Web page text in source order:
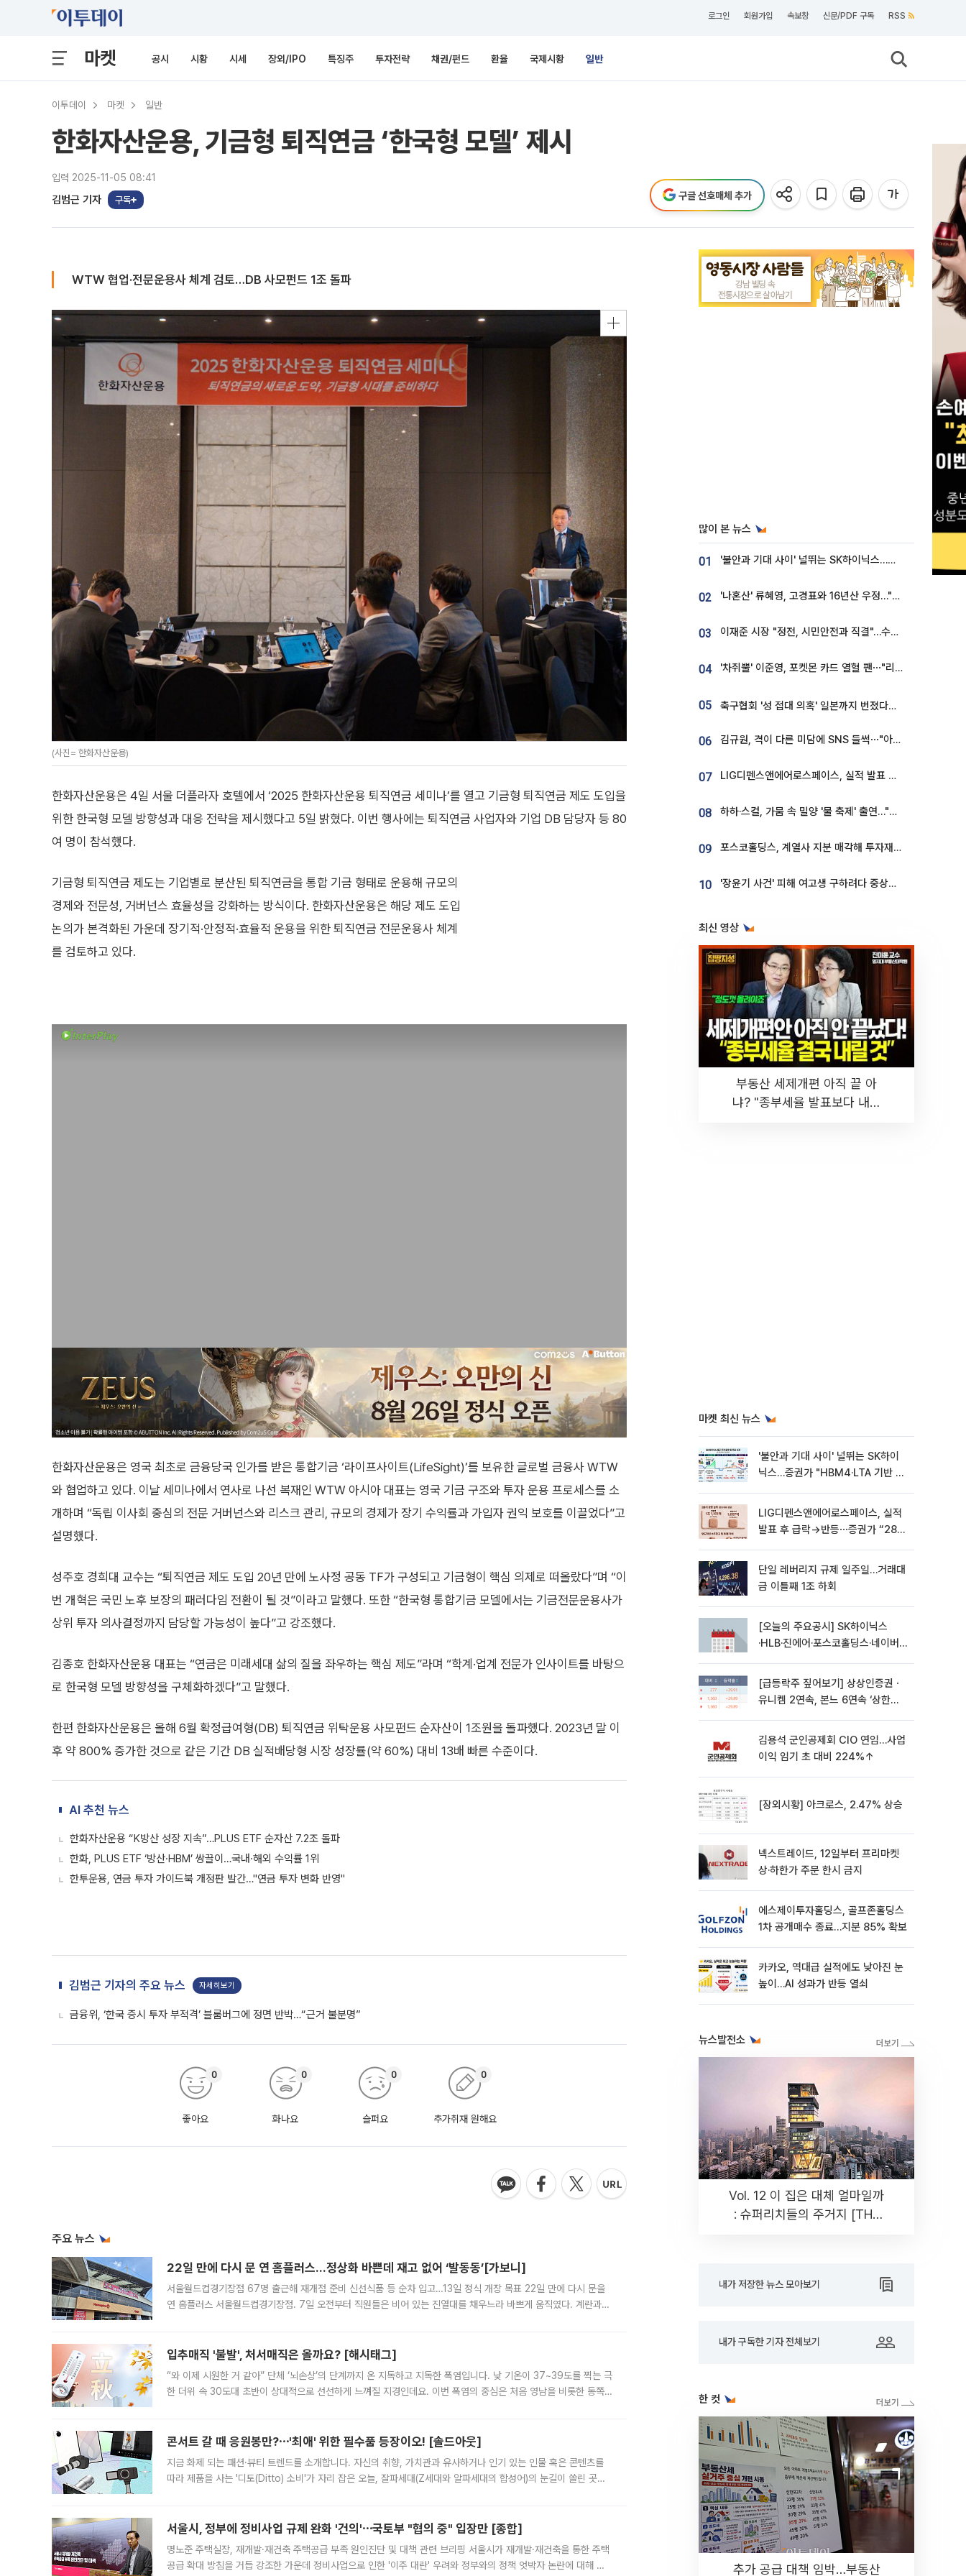
로그인 회원가입 속보창 신문/PDF 구독 RSS
마켓 공시 시황 시세 장외/IPO 특징주 투자전략 채권/펀드 환율 국제시황 일반
이투데이 마켓 일반
한화자산운용, 기금형 퇴직연금 ‘한국형 모델’ 제시
입력 2025-11-05 08:41
김범근 기자 구독 구글 선호매체 추가
WTW 협업·전문운용사 체계 검토…DB 사모펀드 1조 돌파
(사진= 한화자산운용)
한화자산운용은 4일 서울 더플라자 호텔에서 ‘2025 한화자산운용 퇴직연금 세미나’를 열고 기금형 퇴직연금 제도 도입을
위한 한국형 모델 방향성과 대응 전략을 제시했다고 5일 밝혔다. 이번 행사에는 퇴직연금 사업자와 기업 DB 담당자 등 80
여 명이 참석했다.
기금형 퇴직연금 제도는 기업별로 분산된 퇴직연금을 통합 기금 형태로 운용해 규모의
경제와 전문성, 거버넌스 효율성을 강화하는 방식이다. 한화자산운용은 해당 제도 도입
논의가 본격화된 가운데 장기적·안정적·효율적 운용을 위한 퇴직연금 전문운용사 체계
를 검토하고 있다.
한화자산운용은 영국 최초로 금융당국 인가를 받은 통합기금 ‘라이프사이트(LifeSight)’를 보유한 글로벌 금융사 WTW
와 협업하고 있다. 이날 세미나에서 연사로 나선 복재인 WTW 아시아 대표는 영국 기금 구조와 투자 운용 프로세스를 소
개하며 “독립 이사회 중심의 전문 거버넌스와 리스크 관리, 규모의 경제가 장기 수익률과 가입자 권익 보호를 이끌었다”고
설명했다.
성주호 경희대 교수는 “퇴직연금 제도 도입 20년 만에 노사정 공동 TF가 구성되고 기금형이 핵심 의제로 떠올랐다”며 “이
번 개혁은 국민 노후 보장의 패러다임 전환이 될 것”이라고 말했다. 또한 “한국형 통합기금 모델에서는 기금전문운용사가
상위 투자 의사결정까지 담당할 가능성이 높다”고 강조했다.
김종호 한화자산운용 대표는 “연금은 미래세대 삶의 질을 좌우하는 핵심 제도”라며 “학계·업계 전문가 인사이트를 바탕으
로 한국형 모델 방향성을 구체화하겠다”고 말했다.
한편 한화자산운용은 올해 6월 확정급여형(DB) 퇴직연금 위탁운용 사모펀드 순자산이 1조원을 돌파했다. 2023년 말 이
후 약 800% 증가한 것으로 같은 기간 DB 실적배당형 시장 성장률(약 60%) 대비 13배 빠른 수준이다.
AI 추천 뉴스
한화자산운용 “K방산 성장 지속”…PLUS ETF 순자산 7.2조 돌파
한화, PLUS ETF ‘방산·HBM’ 쌍끌이…국내·해외 수익률 1위
한투운용, 연금 투자 가이드북 개정판 발간…"연금 투자 변화 반영"
김범근 기자의 주요 뉴스 자세히보기
금융위, ‘한국 증시 투자 부적격’ 블룸버그에 정면 반박…“근거 불분명”
좋아요
0
화나요
0
슬퍼요
0
추가취재 원해요
0
주요 뉴스
22일 만에 다시 문 연 홈플러스…정상화 바쁜데 재고 없어 ‘발동동’[가보니]
서울월드컵경기장점 67명 출근해 재개점 준비 신선식품 등 순차 입고…13일 정식 개장 목표 22일 만에 다시 문을
연 홈플러스 서울월드컵경기장점. 7일 오전부터 직원들은 비어 있는 진열대를 채우느라 바쁘게 움직였다. 계란과
입추매직 '불발', 처서매직은 올까요? [해시태그]
“와 이제 시원한 거 같아” 단체 ‘뇌손상’의 단계까지 온 지독하고 지독한 폭염입니다. 낮 기온이 37~39도를 찍는 극
한 더위 속 30도대 초반이 상대적으로 선선하게 느껴질 지경인데요. 이번 폭염의 중심은 처음 영남을 비롯한 동쪽
콘서트 갈 때 응원봉만?⋯'최애' 위한 필수품 등장이오! [솔드아웃]
지금 화제 되는 패션·뷰티 트렌드를 소개합니다. 자신의 취향, 가치관과 유사하거나 인기 있는 인물 혹은 콘텐츠를
따라 제품을 사는 '디토(Ditto) 소비'가 자리 잡은 오늘, 잘파세대(Z세대와 알파세대의 합성어)의 눈길이 쏠린 곳은
서울시, 정부에 정비사업 규제 완화 '건의'⋯국토부 "협의 중" 입장만 [종합]
명노준 주택실장, 재개발·재건축 주택공급 부족 원인진단 및 대책 관련 브리핑 서울시가 재개발·재건축을 통한 주택
공급 확대 방침을 거듭 강조한 가운데 정비사업으로 인한 '이주 대란' 우려와 정부와의 정책 엇박자 논란에 대해 정
많이 본 뉴스
01 '불안과 기대 사이' 널뛰는 SK하이닉스…증권가 "HBM4·LTA 기반 펀터멘털 견고"
02 '나혼산' 류혜영, 고경표와 16년산 우정…"자취방서 부모님과 마주쳐"
03 이재준 시장 "정전, 시민안전과 직결"…수원시 비상대응체계 가동
04 '차쥐뿔' 이준영, 포켓몬 카드 열혈 팬⋯"리셀러 처단할 것"
05 축구협회 '성 접대 의혹' 일본까지 번졌다…日 심판 실명 공개
06 김규원, 격이 다른 미담에 SNS 들썩⋯"아이 속옷 빨고 졸업식도 참석"
07 LIG디펜스앤에어로스페이스, 실적 발표 후 급락→반등⋯증권가 “28년까지 튼튼”
08 하하·스컬, 가뭄 속 밀양 '물 축제' 출연…"출연료 전액 기부"
09 포스코홀딩스, 계열사 지분 매각해 투자재원 2.5조 확보
10 '장윤기 사건' 피해 여고생 구하려다 중상…고교생 의상자 지정
최신 영상
부동산 세제개편 아직 끝 아
냐? "종부세율 발표보다 내릴
마켓 최신 뉴스
'불안과 기대 사이' 널뛰는 SK하이
닉스…증권가 "HBM4·LTA 기반 펀
LIG디펜스앤에어로스페이스, 실적
발표 후 급락→반등⋯증권가 “28년
단일 레버리지 규제 일주일…거래대
금 이틀째 1조 하회
[오늘의 주요공시] SK하이닉스
·HLB·진에어·포스코홀딩스·네이버·
[급등락주 짚어보기] 상상인증권ㆍ
유니켐 2연속, 본느 6연속 ‘상한
김용석 군인공제회 CIO 연임…사업
이익 임기 초 대비 224%↑
[장외시황] 아크로스, 2.47% 상승
넥스트레이드, 12일부터 프리마켓
상·하한가 주문 한시 금지
에스제이투자홀딩스, 골프존홀딩스
1차 공개매수 종료…지분 85% 확보
카카오, 역대급 실적에도 낮아진 눈
높이…AI 성과가 반등 열쇠
뉴스발전소
Vol. 12 이 집은 대체 얼마일까
: 슈퍼리치들의 주거지 [THE
내가 저장한 뉴스 모아보기
내가 구독한 기자 전체보기
한 컷
추가 공급 대책 임박…부동산